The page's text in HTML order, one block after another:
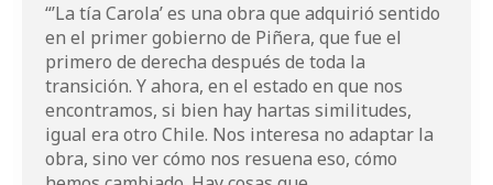
“’La tía Carola’ es una obra que adquirió sentido
en el primer gobierno de Piñera, que fue el
primero de derecha después de toda la
transición. Y ahora, en el estado en que nos
encontramos, si bien hay hartas similitudes,
igual era otro Chile. Nos interesa no adaptar la
obra, sino ver cómo nos resuena eso, cómo